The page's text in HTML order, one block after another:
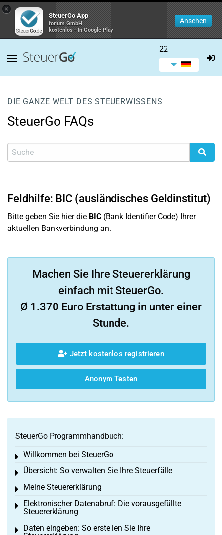
×
SteuerGo App
forium GmbH
kostenlos - In Google Play
Ansehen
22
DIE GANZE WELT DES STEUERWISSENS
SteuerGo FAQs
Feldhilfe: BIC (ausländisches Geldinstitut)
Bitte geben Sie hier die BIC (Bank Identifier Code) Ihrer
aktuellen Bankverbindung an.
Machen Sie Ihre Steuererklärung
einfach mit SteuerGo.
Ø 1.370 Euro Erstattung in unter einer
Stunde.
Jetzt kostenlos registrieren
Anonym Testen
SteuerGo Programmhandbuch:
Willkommen bei SteuerGo
Toggle menu
Übersicht: So verwalten Sie Ihre Steuerfälle
Toggle menu
Meine Steuererklärung
Toggle menu
Elektronischer Datenabruf: Die vorausgefüllte
Steuererklärung
Toggle menu
Daten eingeben: So erstellen Sie Ihre
Toggle menu